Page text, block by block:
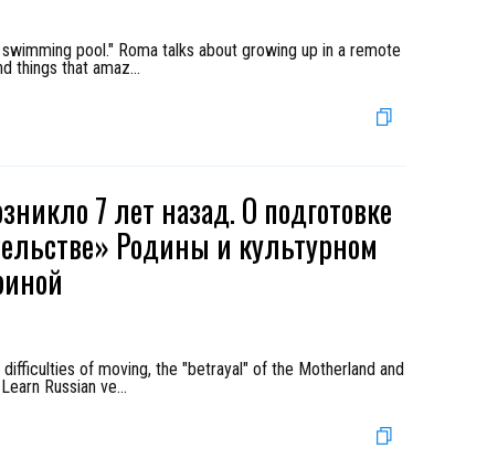
pool." Roma talks about growing up in a remote
things that amaz...
7 лет назад. О подготовке
Родины и культурном
of moving, the "betrayal" of the Motherland and
Russian ve...